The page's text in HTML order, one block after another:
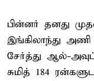
பின்னர் தனது
இங்கிலாந்து அணி
சேர்த்து ஆல்-
சுமித் 184